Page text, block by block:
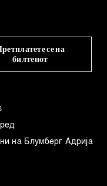
се на
билтенот
на Блумберг Адрија